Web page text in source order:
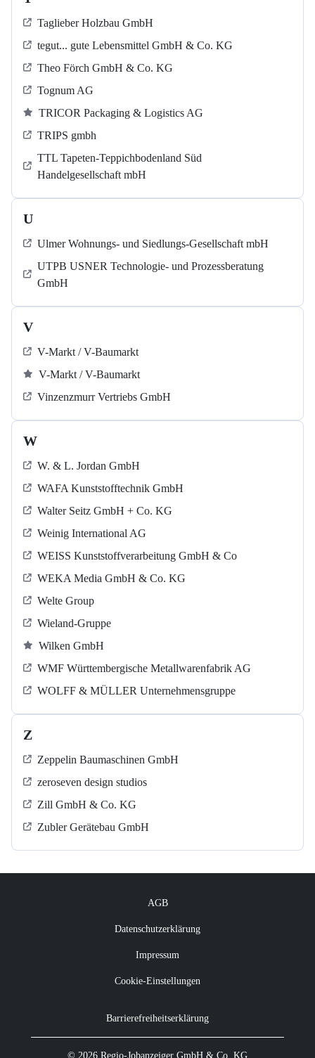
Taglieber Holzbau GmbH
tegut... gute Lebensmittel GmbH & Co. KG
Theo Förch GmbH & Co. KG
Tognum AG
TRICOR Packaging & Logistics AG
TRIPS gmbh
TTL Tapeten-Teppichbodenland Süd
Handelgesellschaft mbH
U
Ulmer Wohnungs- und Siedlungs-Gesellschaft mbH
UTPB USNER Technologie- und Prozessberatung
GmbH
V
V-Markt / V-Baumarkt
V-Markt / V-Baumarkt
Vinzenzmurr Vertriebs GmbH
W
W. & L. Jordan GmbH
WAFA Kunststofftechnik GmbH
Walter Seitz GmbH + Co. KG
Weinig International AG
WEISS Kunststoffverarbeitung GmbH & Co
WEKA Media GmbH & Co. KG
Welte Group
Wieland-Gruppe
Wilken GmbH
WMF Württembergische Metallwarenfabrik AG
WOLFF & MÜLLER Unternehmensgruppe
Z
Zeppelin Baumaschinen GmbH
zeroseven design studios
Zill GmbH & Co. KG
Zubler Gerätebau GmbH
AGB
Datenschutzerklärung
Impressum
Cookie-Einstellungen
Barrierefreiheitserklärung
© 2026 Regio-Jobanzeiger GmbH & Co. KG